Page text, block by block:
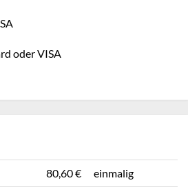
oder VISA
80,60 € einmalig